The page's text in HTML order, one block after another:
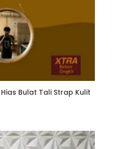
Bulat Tali Strap Kulit